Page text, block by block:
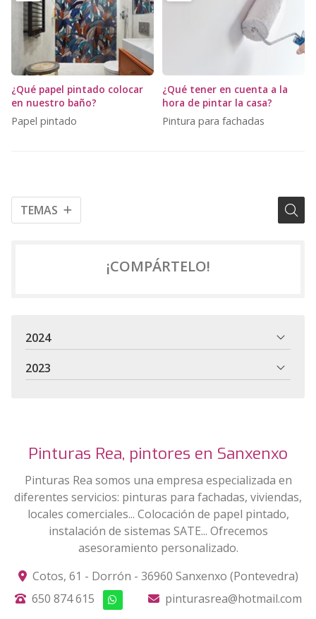
TEMAS
¿Qué papel pintado colocar
en nuestro baño?
Papel pintado
¿Qué tener en cuenta a la
hora de pintar la casa?
Pintura para fachadas
¡COMPÁRTELO!
2024
2023
Pinturas Rea, pintores en Sanxenxo
Pinturas Rea somos una empresa especializada en
diferentes servicios: pinturas para fachadas, viviendas,
locales comerciales... Colocación de papel pintado,
instalación de sistemas SATE... Ofrecemos
asesoramiento personalizado.
Cotos, 61 - Dorrón - 36960 Sanxenxo (Pontevedra)
650 874 615
pinturasrea@hotmail.com